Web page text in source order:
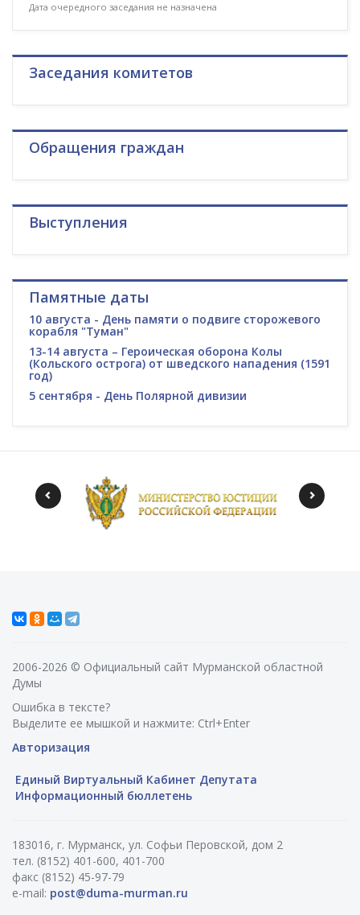
Дата очередного заседания не назначена
Заседания комитетов
Обращения граждан
Выступления
Памятные даты
10 августа - День памяти о подвиге сторожевого
корабля "Туман"
13-14 августа – Героическая оборона Колы
(Кольского острога) от шведского нападения (1591
год)
5 сентября - День Полярной дивизии
2006-2026 © Официальный сайт Мурманской областной
Думы
Ошибка в тексте?
Выделите ее мышкой и нажмите: Ctrl+Enter
Авторизация
Единый Виртуальный Кабинет Депутата
Информационный бюллетень
183016, г. Мурманск, ул. Софьи Перовской, дом 2
тел. (8152) 401-600, 401-700
факс (8152) 45-97-79
e-mail: post@duma-murman.ru